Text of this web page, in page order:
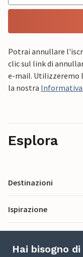
Potrai annullare
clic sul link di
e-mail. Utilizzeremo
la nostra Informativa
Esplora
Destinazioni
Ispirazione
Hai bisogno